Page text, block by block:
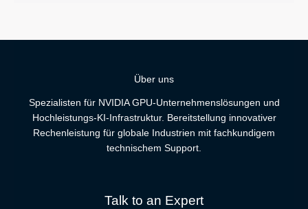
Über uns
Spezialisten für NVIDIA GPU-Unternehmenslösungen und
Hochleistungs-KI-Infrastruktur. Bereitstellung innovativer
Rechenleistung für globale Industrien mit fachkundigem
technischem Support.
Talk to an Expert